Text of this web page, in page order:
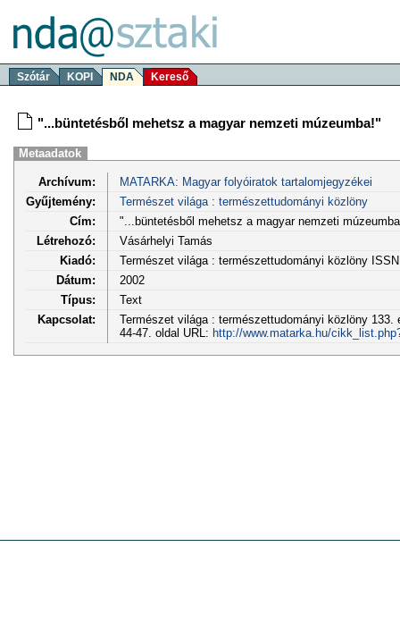
Szótár KOPI NDA Kereső
"...büntetésből mehetsz a magyar nemzeti múzeumba!"
Metaadatok
Archívum:
MATARKA: Magyar folyóiratok tartalomjegyzékei
Gyűjtemény:
Természet világa : természettudományi közlöny
Cím:
"...büntetésből mehetsz a magyar nemzeti
Létrehozó:
Vásárhelyi Tamás
Kiadó:
Természet világa : természettudományi közlöny
Dátum:
2002
Típus:
Text
Kapcsolat:
Természet világa : természettudományi közlöny
44-47. oldal URL: http://www.matarka.hu/